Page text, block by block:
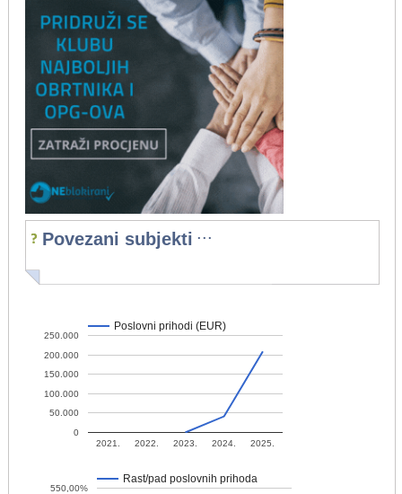
Povezani subjekti ...
Poslovni prihodi (EUR)
2021. 2022. 2023. 2024. 2025.
0
50.000
100.000
150.000
200.000
250.000
Rast/pad poslovnih prihoda
550,00%